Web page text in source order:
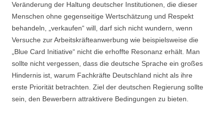
Veränderung der Haltung deutscher Institutionen, die dieser
Menschen ohne gegenseitige Wertschätzung und Respekt
behandeln, „verkaufen“ will, darf sich nicht wundern, wenn
Versuche zur Arbeitskräfteanwerbung wie beispielsweise die
„Blue Card Initiative“ nicht die erhoffte Resonanz erhält. Man
sollte nicht vergessen, dass die deutsche Sprache ein großes
Hindernis ist, warum Fachkräfte Deutschland nicht als ihre
erste Priorität betrachten. Ziel der deutschen Regierung sollte
sein, den Bewerbern attraktivere Bedingungen zu bieten.